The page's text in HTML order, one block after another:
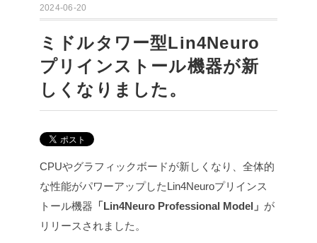
2024-06-20
ミドルタワー型Lin4Neuro
プリインストール機器が新
しくなりました。
CPUやグラフィックボードが新しくなり、全体的
な性能がパワーアップしたLin4Neuroプリインス
トール機器 「Lin4Neuro Professional Model」 が
リリースされました。